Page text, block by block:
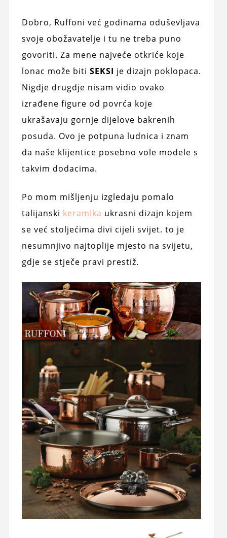
Dobro, Ruffoni već godinama oduševljava
svoje obožavatelje i tu ne treba puno
govoriti. Za mene najveće otkriće koje
lonac može biti SEKSI je dizajn poklopaca.
Nigdje drugdje nisam vidio ovako
izrađene figure od povrća koje
ukrašavaju gornje dijelove bakrenih
posuda. Ovo je potpuna ludnica i znam
da naše klijentice posebno vole modele s
takvim dodacima.
Po mom mišljenju izgledaju pomalo
talijanski keramika ukrasni dizajn kojem
se već stoljećima divi cijeli svijet. to je
nesumnjivo najtoplije mjesto na svijetu,
gdje se stječe pravi prestiž.